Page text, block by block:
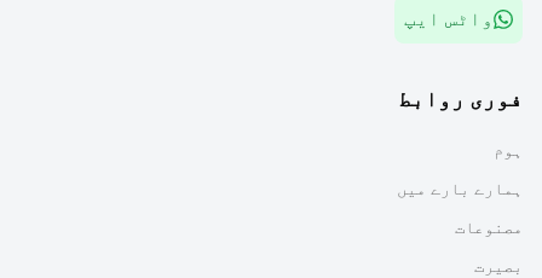
واٹس ایپ
فوری روابط
ہوم
ہمارے بارے میں
مصنوعات
بصیرت